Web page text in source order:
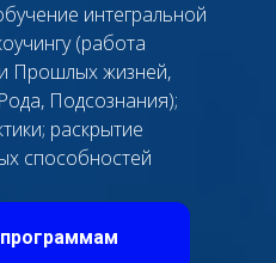
интегральной
(работа
Прошлых жизней,
Подсознания);
раскрытие
способностей